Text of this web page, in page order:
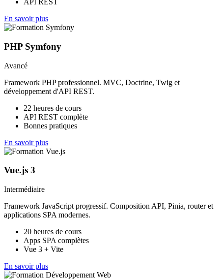
API REST
En savoir plus
PHP Symfony
Avancé
Framework PHP professionnel. MVC, Doctrine, Twig et
développement d'API REST.
22 heures de cours
API REST complète
Bonnes pratiques
En savoir plus
Vue.js 3
Intermédiaire
Framework JavaScript progressif. Composition API, Pinia, router et
applications SPA modernes.
20 heures de cours
Apps SPA complètes
Vue 3 + Vite
En savoir plus